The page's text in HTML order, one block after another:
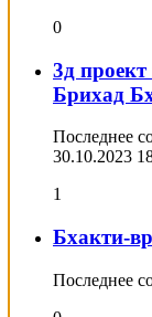
0
3д
Брихад
Последнее
30.10.2023
1
Бхакти-
Последнее